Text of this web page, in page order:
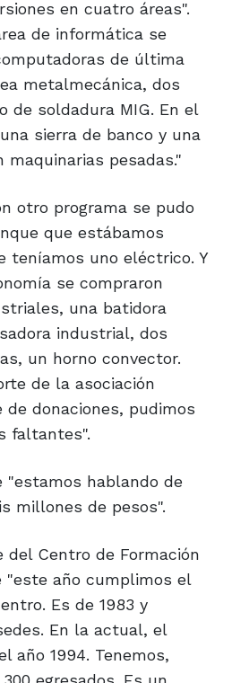
en cuatro áreas".
de informática se
de última
metalmecánica, dos
de soldadura MIG. En el
sierra de banco y una
maquinarias pesadas."
otro programa se pudo
que estábamos
teníamos uno eléctrico. Y
se compraron
una batidora
industrial, dos
un horno convector.
de la asociación
de donaciones, pudimos
faltantes".
hablando de
millones de pesos".
Centro de Formación
"este año cumplimos el
Es de 1983 y
En la actual, el
año 1994. Tenemos,